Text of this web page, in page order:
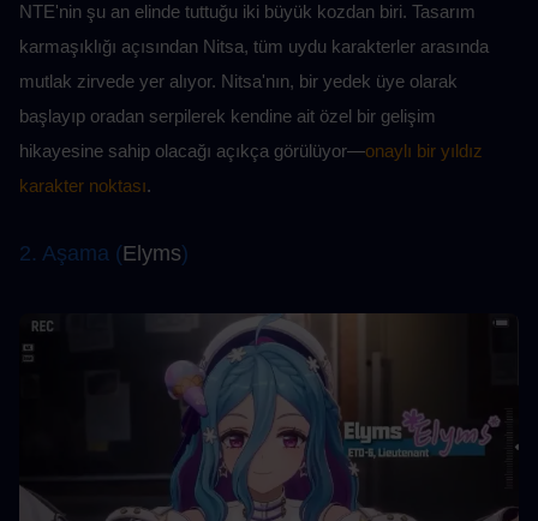
NTE'nin şu an elinde tuttuğu iki büyük kozdan biri. Tasarım
karmaşıklığı açısından Nitsa, tüm uydu karakterler arasında
mutlak zirvede yer alıyor. Nitsa'nın, bir yedek üye olarak
başlayıp oradan serpilerek kendine ait özel bir gelişim
hikayesine sahip olacağı açıkça görülüyor—onaylı bir yıldız
karakter noktası.
2. Aşama (Elyms)